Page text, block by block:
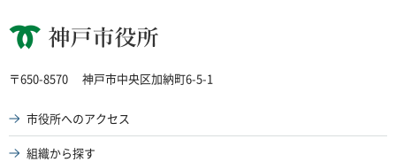
神戸市役所
〒650-8570 神戸市中央区加納町6-5-1
市役所へのアクセス
組織から探す